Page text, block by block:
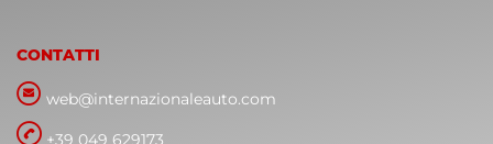
CONTATTI
web@internazionaleauto.com
+39 049 629173